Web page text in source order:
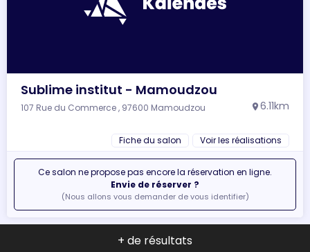
Sublime institut - Mamoudzou
107 Rue du Commerce , 97600 Mamoudzou location_on 6.11km
Fiche du salon Voir les réalisations
Ce salon ne propose pas encore la réservation en ligne.
Envie de réserver ?
(Nous allons vous demander de vous identifier)
+ de résultats